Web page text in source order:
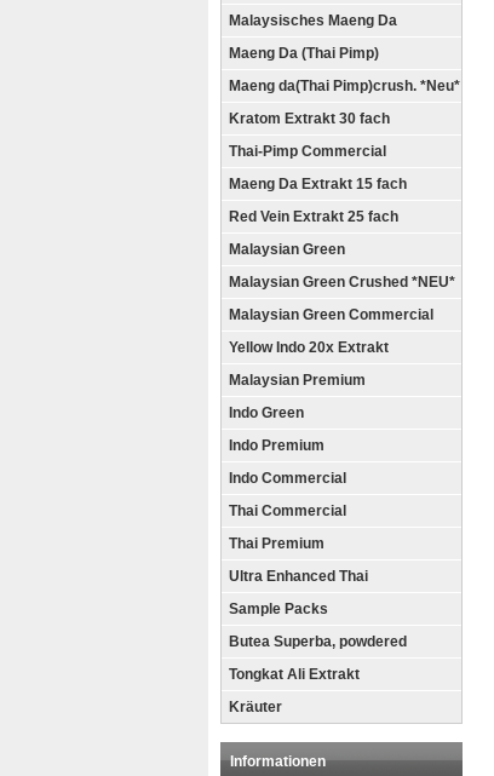
Malaysisches Maeng Da
Maeng Da (Thai Pimp)
Maeng da(Thai Pimp)crush. *Neu*
Kratom Extrakt 30 fach
Thai-Pimp Commercial
Maeng Da Extrakt 15 fach
Red Vein Extrakt 25 fach
Malaysian Green
Malaysian Green Crushed *NEU*
Malaysian Green Commercial
Yellow Indo 20x Extrakt
Malaysian Premium
Indo Green
Indo Premium
Indo Commercial
Thai Commercial
Thai Premium
Ultra Enhanced Thai
Sample Packs
Butea Superba, powdered
Tongkat Ali Extrakt
Kräuter
Informationen